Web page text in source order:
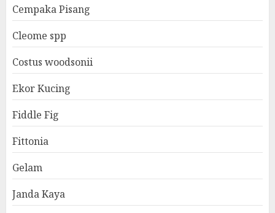
Cempaka Pisang
Cleome spp
Costus woodsonii
Ekor Kucing
Fiddle Fig
Fittonia
Gelam
Janda Kaya